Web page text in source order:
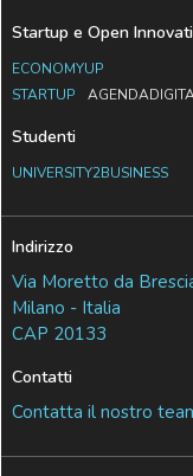
Startup e Open
ECONOMYUP
STARTUP
Studenti
UNIVERSITY2BUSINESS
Indirizzo
Via Moretto da
Milano - Italia
CAP 20133
Contatti
Contatta il nostro